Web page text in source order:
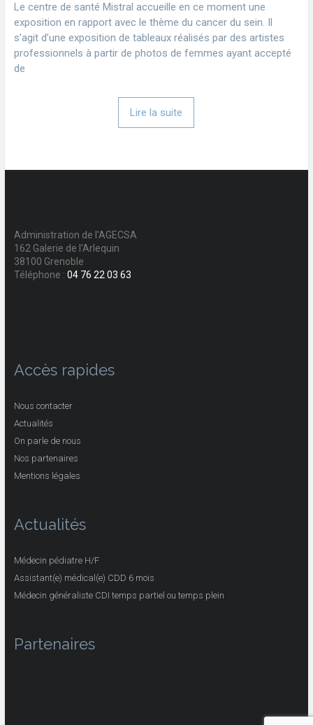
Le centre de santé Mistral accueille en ce moment une
exposition en rapport avec le thème du cancer du sein. Il
s’agit d’une exposition de tableaux réalisés par des artistes
professionnels à partir de photos de femmes ayant accepté
de
Lire la suite
Administration de l'AGECSA
162 Galerie de l'Arlequin
38100 Grenoble
Téléphone : 04 76 22 03 63
Accès rapides
Nous contacter
Actualités
On parle de nous
Nos partenaires
Mentions légales
Actualités
Médecin pédiatre H/F
Assistant(e) médical(e) CDD 6 mois
Médecin généraliste CDI temps partiel ou temps plein
Partenaires